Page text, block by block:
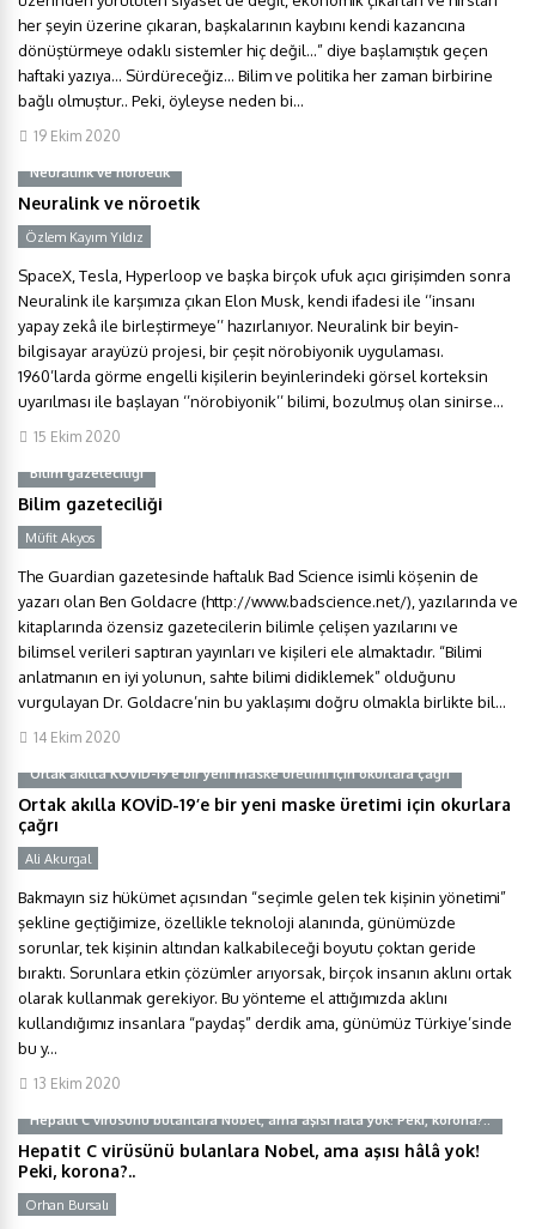
her şeyin üzerine çıkaran, başkalarının kaybını kendi kazancına
dönüştürmeye odaklı sistemler hiç değil…” diye başlamıştık geçen
haftaki yazıya… Sürdüreceğiz… Bilim ve politika her zaman birbirine
bağlı olmuştur.. Peki, öyleyse neden bi...
19 Ekim 2020
Neuralink ve nöroetik
Neuralink ve nöroetik
Özlem Kayım Yıldız
SpaceX, Tesla, Hyperloop ve başka birçok ufuk açıcı girişimden sonra
Neuralink ile karşımıza çıkan Elon Musk, kendi ifadesi ile ‘’insanı
yapay zekâ ile birleştirmeye’’ hazırlanıyor. Neuralink bir beyin-
bilgisayar arayüzü projesi, bir çeşit nörobiyonik uygulaması.
1960’larda görme engelli kişilerin beyinlerindeki görsel korteksin
uyarılması ile başlayan ‘’nörobiyonik’’ bilimi, bozulmuş olan sinirse...
15 Ekim 2020
Bilim gazeteciliği
Bilim gazeteciliği
Müfit Akyos
The Guardian gazetesinde haftalık Bad Science isimli köşenin de
yazarı olan Ben Goldacre (http://www.badscience.net/), yazılarında ve
kitaplarında özensiz gazetecilerin bilimle çelişen yazılarını ve
bilimsel verileri saptıran yayınları ve kişileri ele almaktadır. “Bilimi
anlatmanın en iyi yolunun, sahte bilimi didiklemek” olduğunu
vurgulayan Dr. Goldacre’nin bu yaklaşımı doğru olmakla birlikte bil...
14 Ekim 2020
Ortak akılla KOVİD-19’e bir yeni maske üretimi için okurlara çağrı
Ortak akılla KOVİD-19’e bir yeni maske üretimi için okurlara
çağrı
Ali Akurgal
Bakmayın siz hükümet açısından “seçimle gelen tek kişinin yönetimi”
şekline geçtiğimize, özellikle teknoloji alanında, günümüzde
sorunlar, tek kişinin altından kalkabileceği boyutu çoktan geride
bıraktı. Sorunlara etkin çözümler arıyorsak, birçok insanın aklını ortak
olarak kullanmak gerekiyor. Bu yönteme el attığımızda aklını
kullandığımız insanlara “paydaş” derdik ama, günümüz Türkiye’sinde
bu y...
13 Ekim 2020
Hepatit C virüsünü bulanlara Nobel, ama aşısı hâlâ yok! Peki, korona?..
Hepatit C virüsünü bulanlara Nobel, ama aşısı hâlâ yok!
Peki, korona?..
Orhan Bursalı